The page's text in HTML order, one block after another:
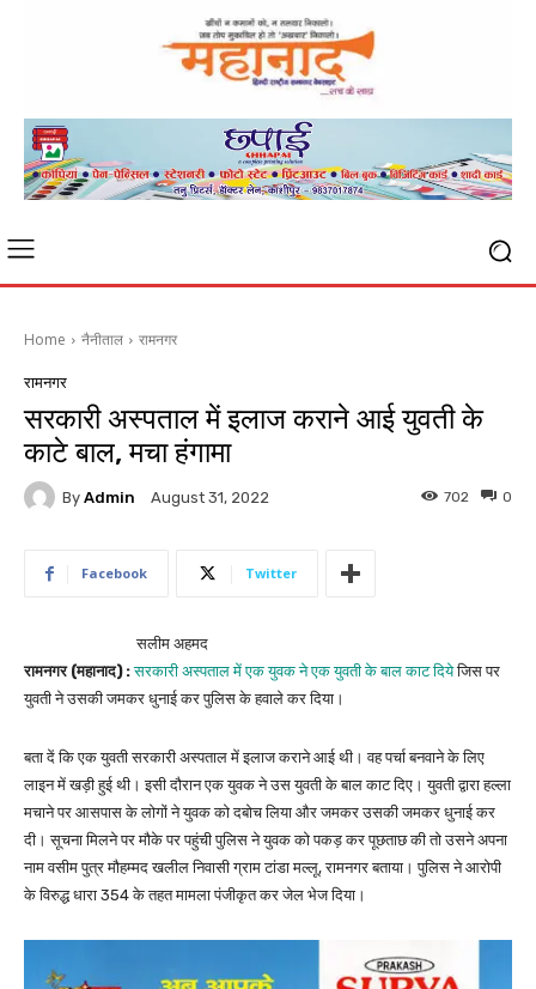
Home नैनीताल रामनगर
रामनगर
सरकारी अस्पताल में इलाज कराने आई युवती के
काटे बाल, मचा हंगामा
By Admin August 31, 2022 0
702
Facebook Twitter
सलीम अहमद
रामनगर (महानाद) : सरकारी अस्पताल में एक युवक ने एक युवती के बाल काट दियेजिस पर
युवती ने उसकी जमकर धुनाई कर पुलिस के हवाले कर दिया।
बता दें कि एक युवती सरकारी अस्पताल में इलाज कराने आई थी। वह पर्चा बनवाने के लिए
लाइन में खड़ी हुई थी। इसी दौरान एक युवक ने उस युवती के बाल काट दिए। युवती द्वारा हल्ला
मचाने पर आसपास के लोगों ने युवक को दबोच लिया और जमकर उसकी जमकर धुनाई कर
दी। सूचना मिलने पर मौके पर पहुंची पुलिस ने युवक को पकड़ कर पूछताछ की तो उसने अपना
नाम वसीम पुत्र मौहम्मद खलील निवासी ग्राम टांडा मल्लू, रामनगर बताया। पुलिस ने आरोपी
के विरुद्ध धारा 354 के तहत मामला पंजीकृत कर जेल भेज दिया।